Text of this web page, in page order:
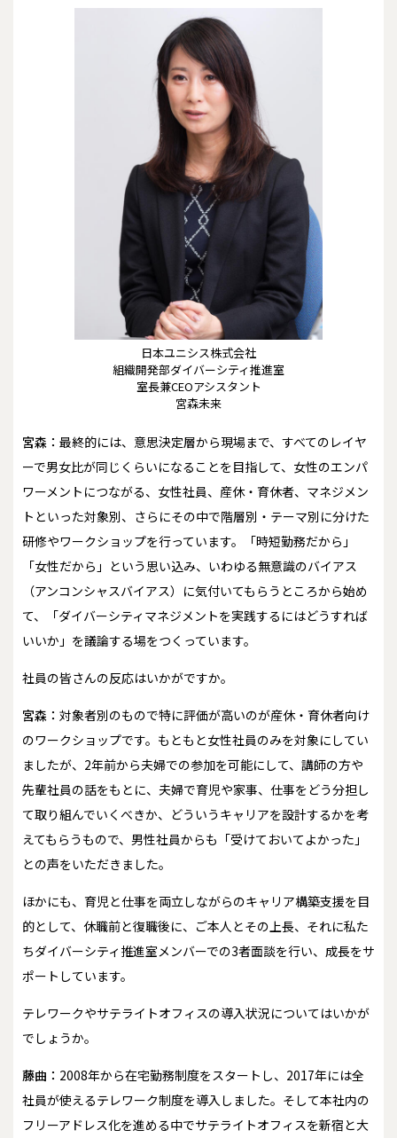
日本ユニシス株式会社
組織開発部ダイバーシティ推進室
室長兼CEOアシスタント
宮森未来
宮森： 最終的には、意思決定層から現場まで、すべてのレイヤ
ーで男女比が同じくらいになることを目指して、女性のエンパ
ワーメントにつながる、女性社員、産休・育休者、マネジメン
トといった対象別、さらにその中で階層別・テーマ別に分けた
研修やワークショップを行っています。「時短勤務だから」
「女性だから」という思い込み、いわゆる無意識のバイアス
（アンコンシャスバイアス）に気付いてもらうところから始め
て、「ダイバーシティマネジメントを実践するにはどうすれば
いいか」を議論する場をつくっています。
――社員の皆さんの反応はいかがですか。
宮森： 対象者別のもので特に評価が高いのが産休・育休者向け
のワークショップです。もともと女性社員のみを対象にしてい
ましたが、2年前から夫婦での参加を可能にして、講師の方や
先輩社員の話をもとに、夫婦で育児や家事、仕事をどう分担し
て取り組んでいくべきか、どういうキャリアを設計するかを考
えてもらうもので、男性社員からも「受けておいてよかった」
との声をいただきました。
ほかにも、育児と仕事を両立しながらのキャリア構築支援を目
的として、休職前と復職後に、ご本人とその上長、それに私た
ちダイバーシティ推進室メンバーでの3者面談を行い、成長をサ
ポートしています。
――テレワークやサテライトオフィスの導入状況についてはいかが
でしょうか。
藤曲： 2008年から在宅勤務制度をスタートし、2017年には全
社員が使えるテレワーク制度を導入しました。そして本社内の
フリーアドレス化を進める中でサテライトオフィスを新宿と大